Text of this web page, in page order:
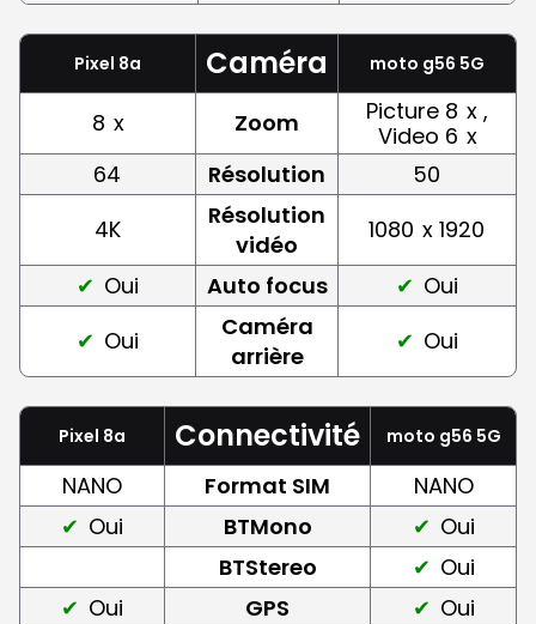
Pixel 8a Caméra moto g56 5G
8 x Zoom Picture 8 x ,
Video 6 x
64
Résolution
50
4K
Résolution
vidéo
1080 x 1920
Oui
Auto focus
Oui
Oui
Caméra
arrière
Oui
Pixel 8a Connectivité moto g56 5G
NANO Format SIM
NANO
Oui
BTMono
Oui
BTStereo
Oui
Oui
GPS
Oui